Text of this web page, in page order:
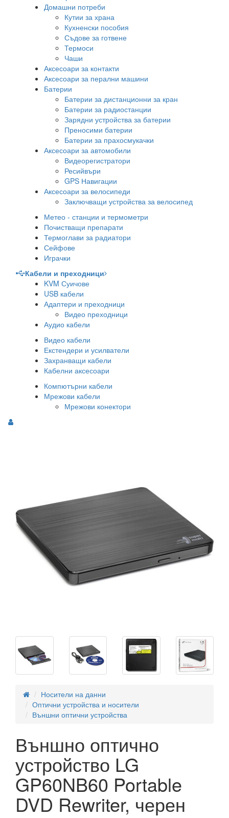
Домашни потреби
Кутии за храна
Кухненски пособия
Съдове за готвене
Термоси
Чаши
Аксесоари за контакти
Аксесоари за перални машини
Батерии
Батерии за дистанционни за кран
Батерии за радиостанции
Зарядни устройства за батерии
Преносими батерии
Батерии за прахосмукачки
Аксесоари за автомобили
Видеорегистратори
Ресийвъри
GPS Навигации
Аксесоари за велосипеди
Заключващи устройства за велосипед
Метео - станции и термометри
Почистващи препарати
Термоглави за радиатори
Сейфове
Играчки
Кабели и преходници
KVM Суичове
USB кабели
Адаптери и преходници
Видео преходници
Аудио кабели
Видео кабели
Екстендери и усилватели
Захранващи кабели
Кабелни аксесоари
Компютърни кабели
Мрежови кабели
Мрежови конектори
Носители на данни
Оптични устройства и носители
Външни оптични устройства
Външно оптично
устройство LG
GP60NB60 Portable
DVD Rewriter, черен